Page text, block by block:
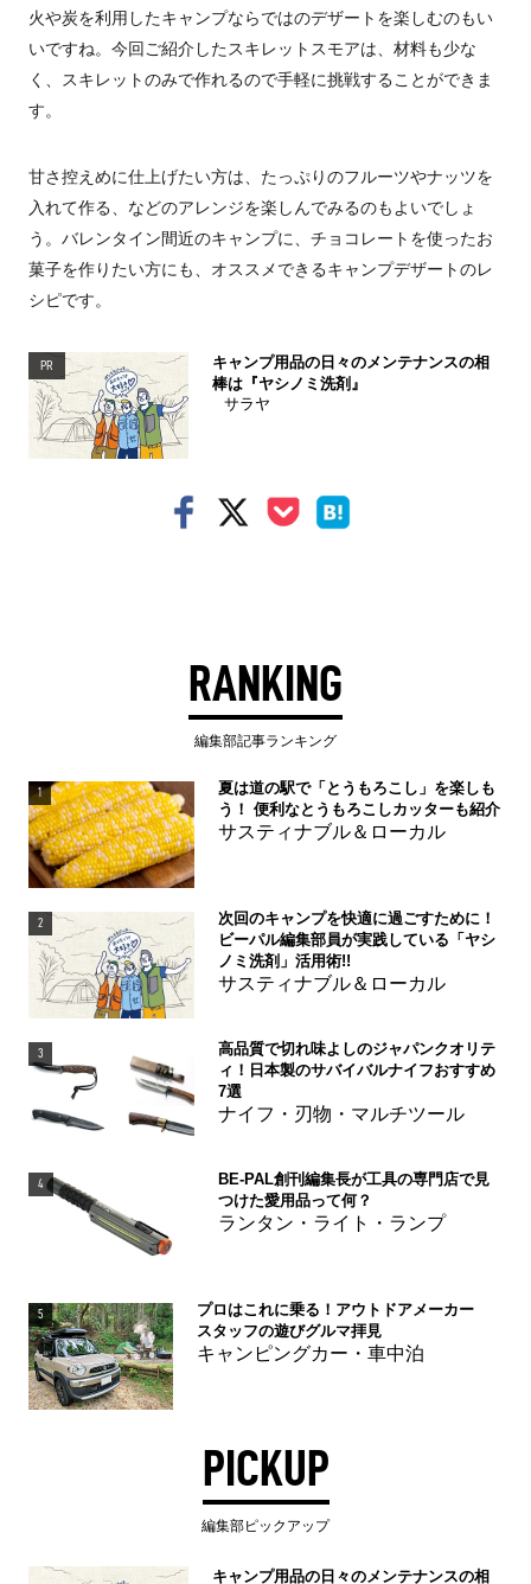
火や炭を利用したキャンプならではのデザートを楽しむのもい
いですね。今回ご紹介したスキレットスモアは、材料も少な
く、スキレットのみで作れるので手軽に挑戦することができま
す。
甘さ控えめに仕上げたい方は、たっぷりのフルーツやナッツを
入れて作る、などのアレンジを楽しんでみるのもよいでしょ
う。バレンタイン間近のキャンプに、チョコレートを使ったお
菓子を作りたい方にも、オススメできるキャンプデザートのレ
シピです。
PR
キャンプ用品の日々のメンテナンスの相
棒は『ヤシノミ洗剤』
サラヤ
RANKING
編集部記事ランキング
1
夏は道の駅で「とうもろこし」を楽しも
う！ 便利なとうもろこしカッターも紹介
サスティナブル＆ローカル
2
次回のキャンプを快適に過ごすために！
ビーパル編集部員が実践している「ヤシ
ノミ洗剤」活用術!!
サスティナブル＆ローカル
3
高品質で切れ味よしのジャパンクオリテ
ィ！日本製のサバイバルナイフおすすめ
7選
ナイフ・刃物・マルチツール
4
BE-PAL創刊編集長が工具の専門店で見
つけた愛用品って何？
ランタン・ライト・ランプ
5
プロはこれに乗る！アウトドアメーカー
スタッフの遊びグルマ拝見
キャンピングカー・車中泊
PICKUP
編集部ピックアップ
キャンプ用品の日々のメンテナンスの相